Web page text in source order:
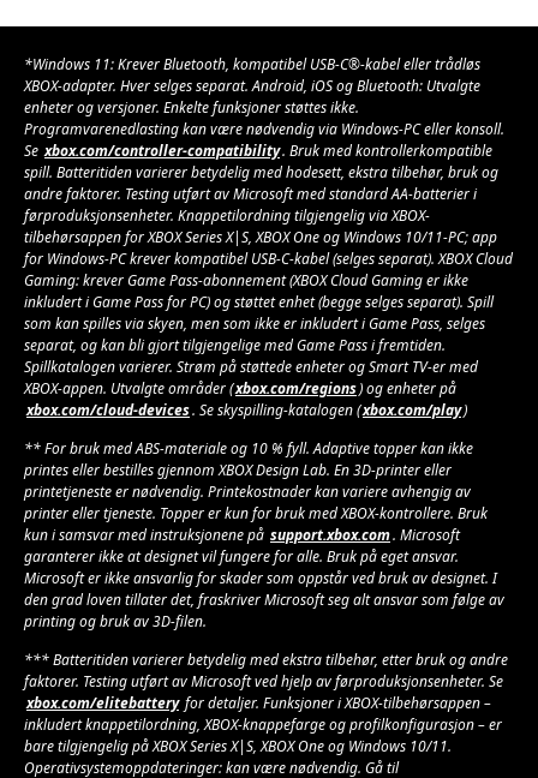
*Windows 11: Krever Bluetooth, kompatibel USB-C®-kabel eller trådløs
XBOX-adapter. Hver selges separat. Android, iOS og Bluetooth: Utvalgte
enheter og versjoner. Enkelte funksjoner støttes ikke.
Programvarenedlasting kan være nødvendig via Windows-PC eller konsoll.
Se xbox.com/controller-compatibility. Bruk med kontrollerkompatible
spill. Batteritiden varierer betydelig med hodesett, ekstra tilbehør, bruk og
andre faktorer. Testing utført av Microsoft med standard AA-batterier i
førproduksjonsenheter. Knappetilordning tilgjengelig via XBOX-
tilbehørsappen for XBOX Series X|S, XBOX One og Windows 10/11-PC; app
for Windows-PC krever kompatibel USB-C-kabel (selges separat). XBOX Cloud
Gaming: krever Game Pass-abonnement (XBOX Cloud Gaming er ikke
inkludert i Game Pass for PC) og støttet enhet (begge selges separat). Spill
som kan spilles via skyen, men som ikke er inkludert i Game Pass, selges
separat, og kan bli gjort tilgjengelige med Game Pass i fremtiden.
Spillkatalogen varierer. Strøm på støttede enheter og Smart TV-er med
XBOX-appen. Utvalgte områder (xbox.com/regions) og enheter på
xbox.com/cloud-devices. Se skyspilling-katalogen (xbox.com/play)
** For bruk med ABS-materiale og 10 % fyll. Adaptive topper kan ikke
printes eller bestilles gjennom XBOX Design Lab. En 3D-printer eller
printetjeneste er nødvendig. Printekostnader kan variere avhengig av
printer eller tjeneste. Topper er kun for bruk med XBOX-kontrollere. Bruk
kun i samsvar med instruksjonene på support.xbox.com. Microsoft
garanterer ikke at designet vil fungere for alle. Bruk på eget ansvar.
Microsoft er ikke ansvarlig for skader som oppstår ved bruk av designet. I
den grad loven tillater det, fraskriver Microsoft seg alt ansvar som følge av
printing og bruk av 3D-filen.
*** Batteritiden varierer betydelig med ekstra tilbehør, etter bruk og andre
faktorer. Testing utført av Microsoft ved hjelp av førproduksjonsenheter. Se
xbox.com/elitebattery for detaljer. Funksjoner i XBOX-tilbehørsappen –
inkludert knappetilordning, XBOX-knappefarge og profilkonfigurasjon – er
bare tilgjengelig på XBOX Series X|S, XBOX One og Windows 10/11.
Operativsystemoppdateringer: kan være nødvendig. Gå til